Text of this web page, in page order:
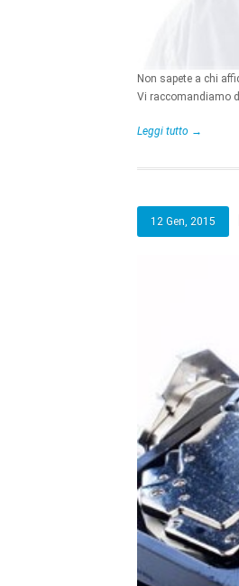
Non sapete a chi
Vi raccomandiamo
Leggi tutto →
12 Gen, 2015